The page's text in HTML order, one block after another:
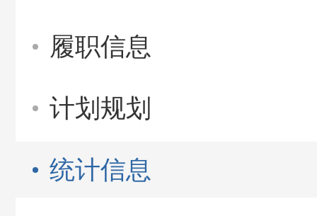
履职信息
计划规划
统计信息